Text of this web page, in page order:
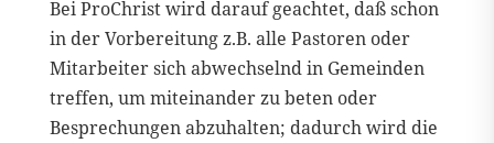
Bei ProChrist wird darauf geachtet, daß schon
in der Vorbereitung z.B. alle Pastoren oder
Mitarbeiter sich abwechselnd in Gemeinden
treffen, um miteinander zu beten oder
Besprechungen abzuhalten; dadurch wird die